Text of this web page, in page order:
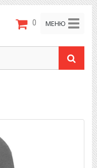
МЕНЮ
Toggle
0